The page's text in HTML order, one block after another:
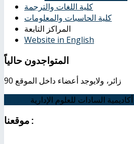
كلية اللغات والترجمة
كلية الحاسبات والمعلومات
المراكز التابعة
Website in English
المتواجدون حالياً
90 زائر، ولايوجد أعضاء داخل الموقع
أكاديمية السادات للعلوم الإدارية
: